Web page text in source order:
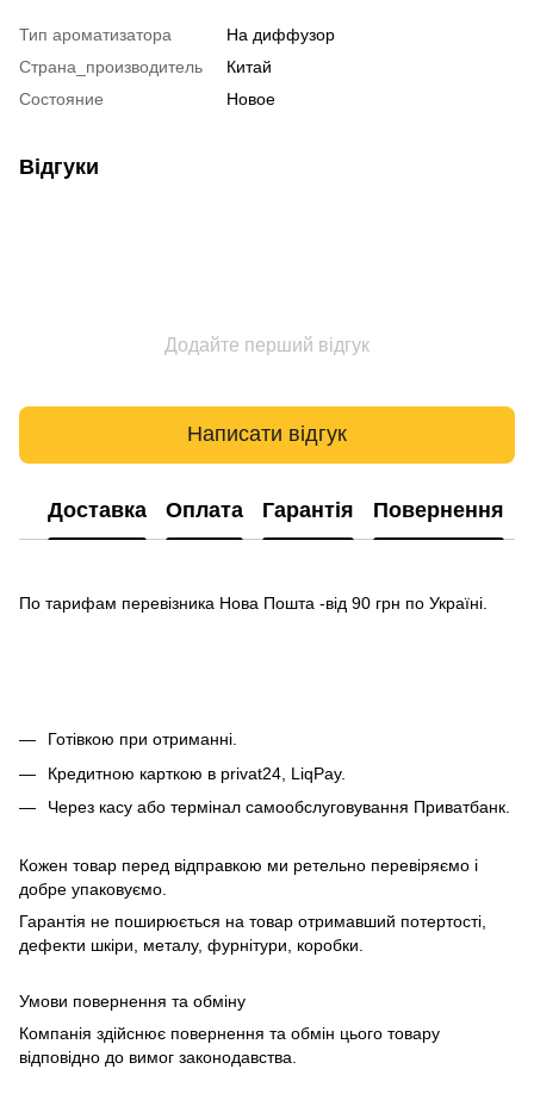
Тип ароматизатора
На диффузор
Страна_производитель
Китай
Состояние
Новое
Відгуки
Додайте перший відгук
Написати відгук
Доставка Оплата Гарантія Повернення
По тарифам перевізника Нова Пошта -від 90 грн по Україні.
Готівкою при отриманні.
Кредитною карткою в privat24, LiqPay.
Через касу або термінал самообслуговування Приватбанк.
Кожен товар перед відправкою ми ретельно перевіряємо і
добре упаковуємо.
Гарантія не поширюється на товар отримавший потертості,
дефекти шкіри, металу, фурнітури, коробки.
Умови повернення та обміну
Компанія здійснює повернення та обмін цього товару
відповідно до вимог законодавства.